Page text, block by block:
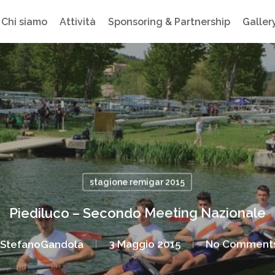
Chi siamo Attività Sponsoring & Partnership
stagione remigar 2015
Piediluco – Secondo Meeting Nazionale
StefanoGandola 3 Maggio 2015 No